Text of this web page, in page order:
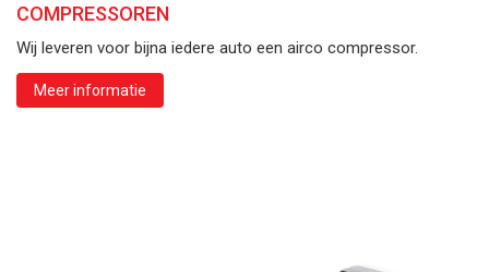
COMPRESSOREN
Wij leveren voor bijna iedere auto een airco compressor.
Meer informatie